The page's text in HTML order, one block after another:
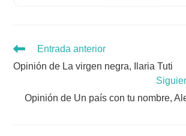
Leer
artículos
Entrada anterior
Opinión de La virgen negra, Ilaria Tuti
Opinión de Un país con tu nombre,